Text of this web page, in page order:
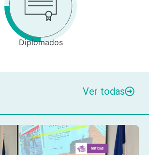
Diplomados
Ver todas